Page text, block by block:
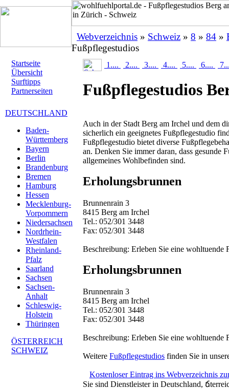
Webverzeichnis » Schweiz » 8 » 84 »
Fußpflegestudios
Startseite
Übersicht
Surftipps
Partnerseiten
DEUTSCHLAND
Baden-
Württemberg
Bayern
Berlin
Brandenburg
Bremen
Hamburg
Hessen
Mecklenburg-
Vorpommern
Niedersachsen
Nordrhein-
Westfalen
Rheinland-
Pfalz
Saarland
Sachsen
Sachsen-
Anhalt
Schleswig-
Holstein
Thüringen
ÖSTERREICH
SCHWEIZ
1.... 2.... 3.... 4.... 5.... 6....
Fußpflegestudios
Auch in der Stadt Berg am Irchel und dem
sicherlich ein geeignetes Fußpflegestudio
Fußpflegestudio bietet diverse
an. Denken Sie immer daran, dass gesunde
allgemeines Wohlbefinden sind.
Erholungsbrunnen
Brunnenrain 3
8415 Berg am Irchel
Tel.: 052/301 3448
Fax: 052/301 3448
Beschreibung: Erleben Sie eine wohltuende
Erholungsbrunnen
Brunnenrain 3
8415 Berg am Irchel
Tel.: 052/301 3448
Fax: 052/301 3448
Beschreibung: Erleben Sie eine wohltuende
Weitere Fußpflegestudios finden Sie in
Kostenloser Eintrag ins Webverzeichnis
Sie sind Dienstleister in Deutschland,